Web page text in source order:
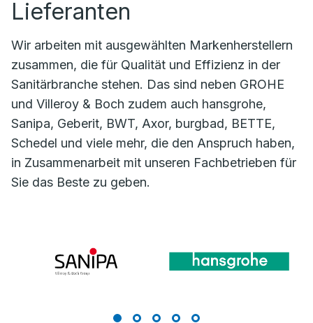
Lieferanten
Wir arbeiten mit ausgewählten Markenherstellern
zusammen, die für Qualität und Effizienz in der
Sanitärbranche stehen. Das sind neben GROHE
und Villeroy & Boch zudem auch hansgrohe,
Sanipa, Geberit, BWT, Axor, burgbad, BETTE,
Schedel und viele mehr, die den Anspruch haben,
in Zusammenarbeit mit unseren Fachbetrieben für
Sie das Beste zu geben.